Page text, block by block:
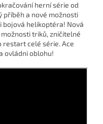
herní série od
příběh a nové možnosti
bojová helikoptéra! Nová
triků, zničitelné
restart celé série. Ace
ovládni oblohu!